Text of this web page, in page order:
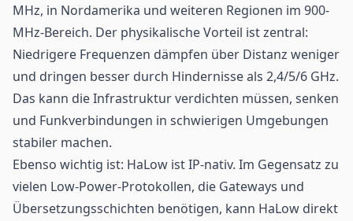
MHz, in Nordamerika und weiteren Regionen im 900-
MHz-Bereich. Der physikalische Vorteil ist zentral:
Niedrigere Frequenzen dämpfen über Distanz weniger
und dringen besser durch Hindernisse als 2,4/5/6 GHz.
Das kann die Infrastruktur verdichten müssen, senken
und Funkverbindungen in schwierigen Umgebungen
stabiler machen.
Ebenso wichtig ist: HaLow ist IP-nativ. Im Gegensatz zu
vielen Low-Power-Protokollen, die Gateways und
Übersetzungsschichten benötigen, kann HaLow direkt